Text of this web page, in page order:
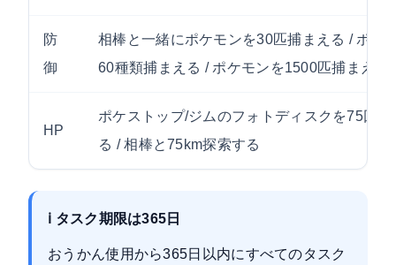
防
御
相棒と一緒にポケモンを30匹捕まえる / ポケ
60種類捕まえる / ポケモンを1500匹捕まえる
HP
ポケストップ/ジムのフォトディスクを75回ス
る / 相棒と75km探索する
ℹ️ タスク期限は365日
おうかん使用から365日以内にすべてのタスク